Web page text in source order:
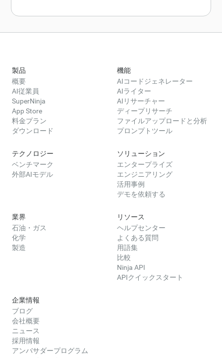
製品
概要
AI従業員
SuperNinja
App Store
料金プラン
ダウンロード
機能
AIコードジェネレーター
AIライター
AIリサーチャー
ディープリサーチ
ファイルアップロードと分析
プロンプトツール
テクノロジー
ベンチマーク
外部AIモデル
ソリューション
エンタープライズ
エンジニアリング
活用事例
デモを依頼する
業界
石油・ガス
化学
製造
リソース
ヘルプセンター
よくある質問
用語集
比較
Ninja API
APIクイックスタート
企業情報
ブログ
会社概要
ニュース
採用情報
アンバサダープログラム